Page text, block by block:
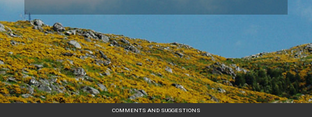
COMMENTS AND SUGGESTIONS